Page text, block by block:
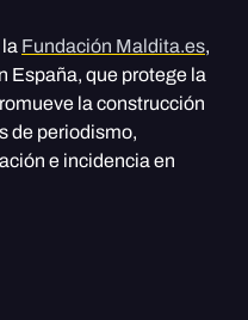
Fundación Maldita.es,
España, que protege la
la construcción
de periodismo,
e incidencia en